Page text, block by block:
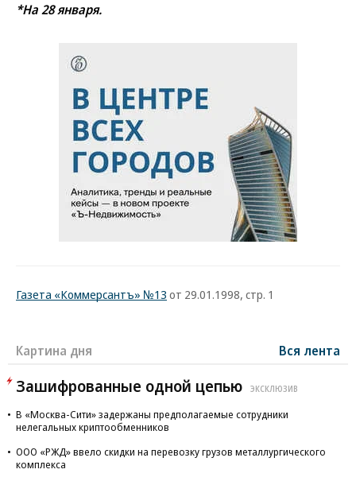
*На 28 января.
Газета «Коммерсантъ» №13 от 29.01.1998, стр. 1
Картина дня Вся лента
Зашифрованные одной цепью ЭКСКЛЮЗИВ
В «Москва-Сити» задержаны предполагаемые сотрудники
нелегальных криптообменников
ООО «РЖД» ввело скидки на перевозку грузов металлургического
комплекса